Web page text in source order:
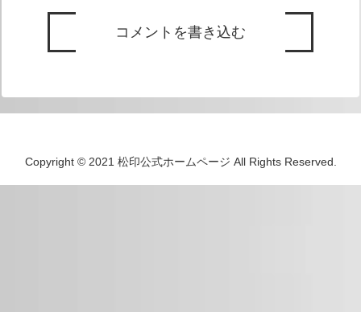
コメントを書き込む
Copyright © 2021 松印公式ホームページ All Rights Reserved.